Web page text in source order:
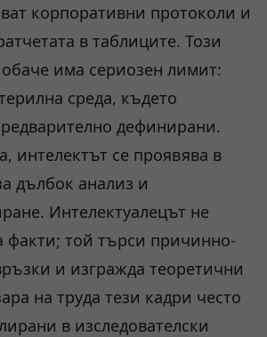
корпоративни протоколи и
в таблиците. Този
има сериозен лимит:
среда, където
дефинирани.
интелектът се проявява в
дълбок анализ и
Интелектуалецът не
факти; той търси причинно-
и изгражда теоретични
на труда тези кадри често
в изследователски